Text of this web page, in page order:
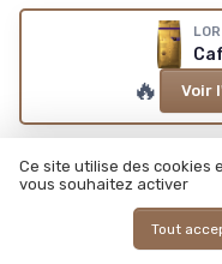
LOR
🔥 Voir
Les articles par
Ce site utilise des cookies
vous souhaitez activer
Tout